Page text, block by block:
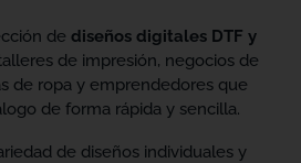
de diseños digitales DTF y
de impresión, negocios de
de ropa y emprendedores que
de forma rápida y sencilla.
de diseños individuales y